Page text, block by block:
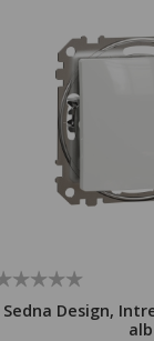
Sedna Design,
alb